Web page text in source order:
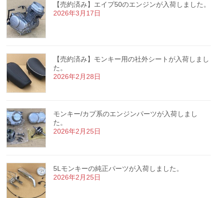
【売約済み】エイプ50のエンジンが入荷しました。
2026年3月17日
【売約済み】モンキー用の社外シートが入荷しまし
た。
2026年2月28日
モンキー/カブ系のエンジンパーツが入荷しまし
た。
2026年2月25日
5Lモンキーの純正パーツが入荷しました。
2026年2月25日